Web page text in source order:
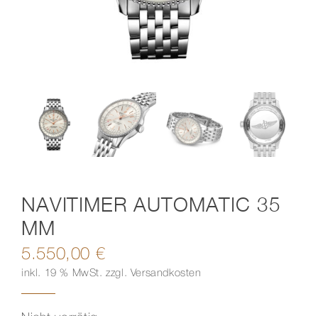
NAVITIMER AUTOMATIC 35
MM
5.550,00 €
inkl. 19 % MwSt. zzgl. Versandkosten